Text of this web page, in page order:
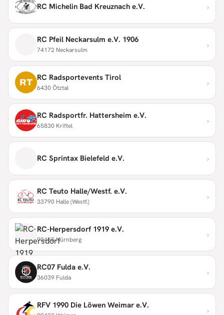
RC Michelin Bad Kreuznach e.V. ›
RC Pfeil Neckarsulm e.V. 1906
74172 Neckarsulm ›
RT RC Radsportevents Tirol
6430 Ötztal ›
RC Radsportfr. Hattersheim e.V.
65830 Kriftel ›
RC Sprintax Bielefeld e.V. ›
RC Teuto Halle/Westf. e.V.
33790 Halle (Westf.) ›
RC-Herpersdorf 1919 e.V.
90455 Nürnberg ›
RC07 Fulda e.V.
36039 Fulda ›
RFV 1990 Die Löwen Weimar e.V. ›